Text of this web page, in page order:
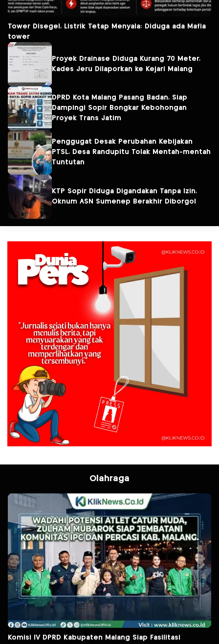
Tower Disegel, Listrik Tetap Menyala: Diduga ada Mafia
tower
Proyek Drainase Diduga Kurang 70 Meter,
Kades Jeru Dilaporkan ke Kejari Malang
DPRD Kota Malang Pasang Badan, Siap
Dampingi Sopir Bongkar Kebohongan
Proyek Trans Jatim
Penggugat Desak Perubahan Kebijakan
PTSL, Desa Randupitu Tolak Mentah-mentah
Tuntutan
KTP Sopir Diduga Digandakan Tanpa Izin,
Oknum ASN Sumenep Berakhir Diborgol
Olahraga
Komisi IV DPRD Kabupaten Malang Siap Fasilitasi